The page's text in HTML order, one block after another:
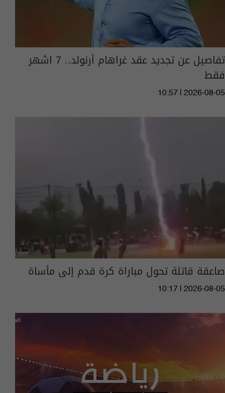
تفاصيل عن تجديد عقد غراهام أرنولد.. 7 اشهر
فقط
10:57 | 2026-08-05
صاعقة قاتلة تحول مباراة كرة قدم إلى مأساة
10:17 | 2026-08-05